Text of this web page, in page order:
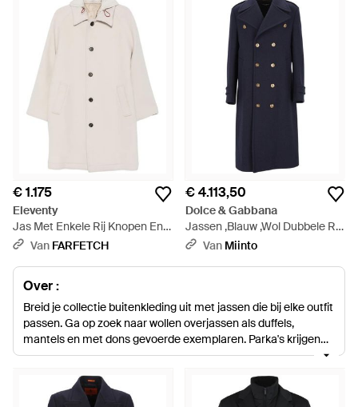
€ 1.175
Eleventy
Jas Met Enkele Rij Knopen En
Capuchon - Wit
Van FARFETCH
€ 4.113,50
Dolce & Gabbana
Jassen ,Blauw ,Wol Dubbele Rij
Woljas - Blauw
Van Miinto
Over :
Breid je collectie buitenkleding uit met jassen die bij elke outfit
passen. Ga op zoek naar wollen overjassen als duffels,
mantels en met dons gevoerde exemplaren. Parka's krijgen
capuchons van bont die ze een jaren 60 mod-stijl geven of
trenchcoats van Burberry een meer klassieke stijl
vertegenwoordigen.